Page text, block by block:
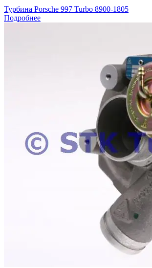
Турбина Porsche 997 Turbo 8900-1805
Подробнее